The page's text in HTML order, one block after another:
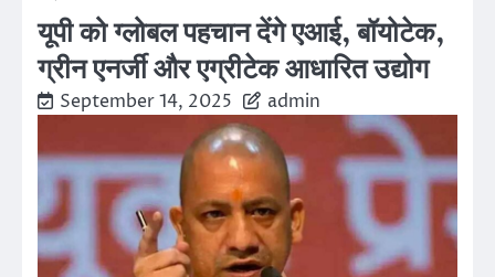
यूपी को ग्लोबल पहचान देंगे एआई, बॉयोटेक,
ग्रीन एनर्जी और एग्रीटेक आधारित उद्योग
September 14, 2025 admin